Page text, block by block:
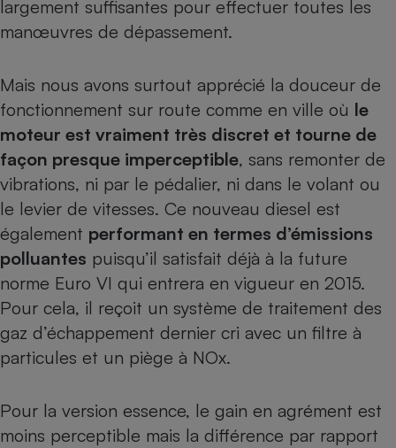
largement suffisantes pour effectuer toutes les
manœuvres de dépassement.
Mais nous avons surtout apprécié la douceur de
fonctionnement sur route comme en ville où le
moteur est vraiment très discret et tourne de
façon presque imperceptible, sans remonter de
vibrations, ni par le pédalier, ni dans le volant ou
le levier de vitesses. Ce nouveau diesel est
également performant en termes d’émissions
polluantes puisqu’il satisfait déjà à la future
norme Euro VI qui entrera en vigueur en 2015.
Pour cela, il reçoit un système de traitement des
gaz d’échappement dernier cri avec un filtre à
particules et un piège à NOx.
Pour la version essence, le gain en agrément est
moins perceptible mais la différence par rapport